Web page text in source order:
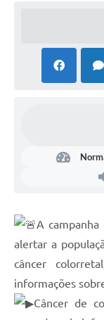
A
alertar a
câncer
informações
Câncer de